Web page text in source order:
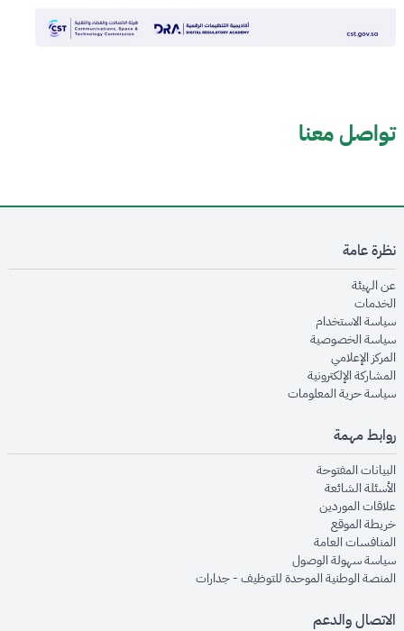
تواصل معنا
نظرة عامة
عن الهيئةopens in new window
الخدماتopens in new window
سياسة الاستخدام
سياسة الخصوصيةopens in new window
المركز الإعلاميopens in new window
المشاركة الإلكترونيةopens in new window
سياسة حرية المعلوماتopens in new window
روابط مهمة
البيانات المفتوحةopens in new window
الأسئلة الشائعةopens in new window
علاقات الموردينopens in new window
خريطة الموقعopens in new window
المنافسات العامةopens in new window
سياسة سهولة الوصولopens in new window
المنصة الوطنية الموحدة للتوظيف - جداراتopens in new window
الاتصال والدعم